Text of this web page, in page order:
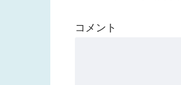
コメント